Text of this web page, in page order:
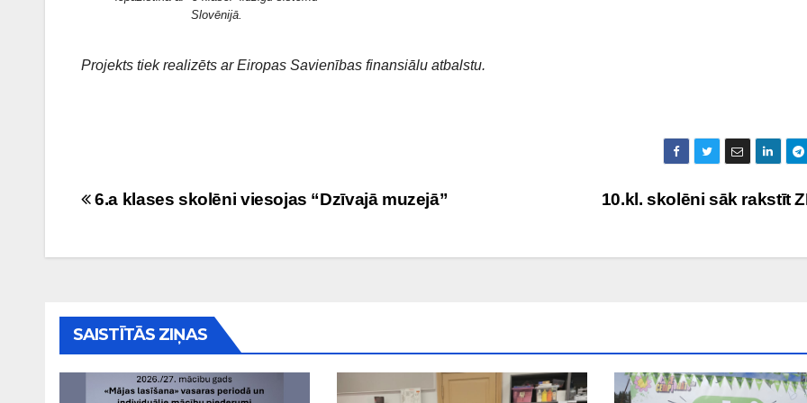
Slovēnijā.
Projekts tiek realizēts ar Eiropas Savienības finansiālu atbalstu.
Ziņu
10.kl. skolēni sāk rakstīt
6.a klases skolēni viesojas “Dzīvajā muzejā”
SAISTĪTĀS ZIŅAS